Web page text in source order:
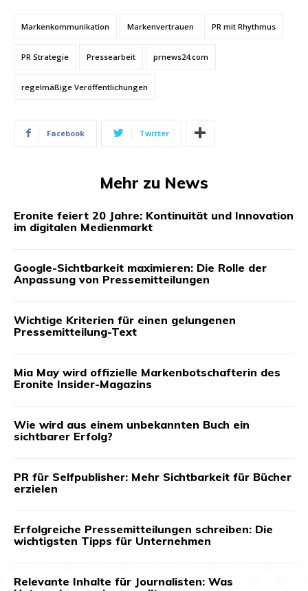
Markenkommunikation Markenvertrauen PR mit Rhythmus
PR Strategie Pressearbeit prnews24.com
regelmäßige Veröffentlichungen
Facebook Twitter
Mehr zu News
Eronite feiert 20 Jahre: Kontinuität und Innovation
im digitalen Medienmarkt
Google-Sichtbarkeit maximieren: Die Rolle der
Anpassung von Pressemitteilungen
Wichtige Kriterien für einen gelungenen
Pressemitteilung-Text
Mia May wird offizielle Markenbotschafterin des
Eronite Insider-Magazins
Wie wird aus einem unbekannten Buch ein
sichtbarer Erfolg?
PR für Selfpublisher: Mehr Sichtbarkeit für Bücher
erzielen
Erfolgreiche Pressemitteilungen schreiben: Die
wichtigsten Tipps für Unternehmen
Relevante Inhalte für Journalisten: Was